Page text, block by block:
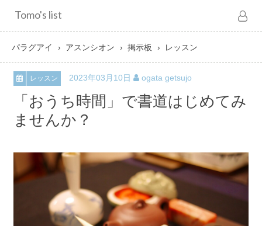
Tomo's list
パラグアイ アスンシオン 掲示板 レッスン
レッスン 2023年03月10日 ogata getsujo
「おうち時間」で書道はじめてみ
ませんか？